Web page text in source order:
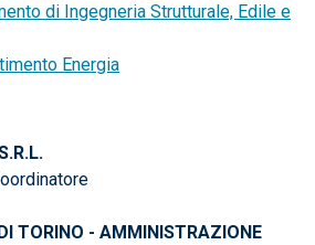
di Ingegneria Strutturale, Edile e
Energia
TORINO - AMMINISTRAZIONE